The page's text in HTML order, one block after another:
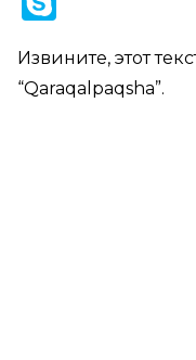
Извините, этот
“Qaraqalpaqsha”.